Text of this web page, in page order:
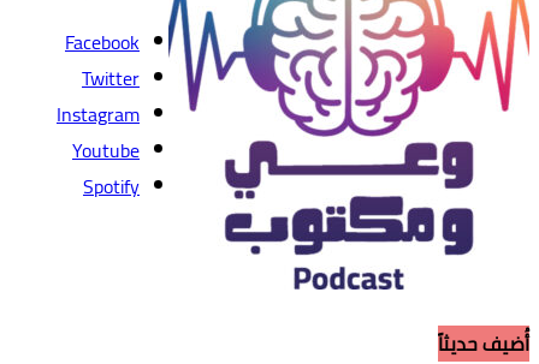
أُضيف حديثاً
Facebook
Twitter
Instagram
Youtube
Spotify